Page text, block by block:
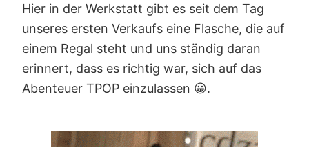
Hier in der Werkstatt gibt es seit dem Tag
unseres ersten Verkaufs eine Flasche, die auf
einem Regal steht und uns ständig daran
erinnert, dass es richtig war, sich auf das
Abenteuer TPOP einzulassen 😀.